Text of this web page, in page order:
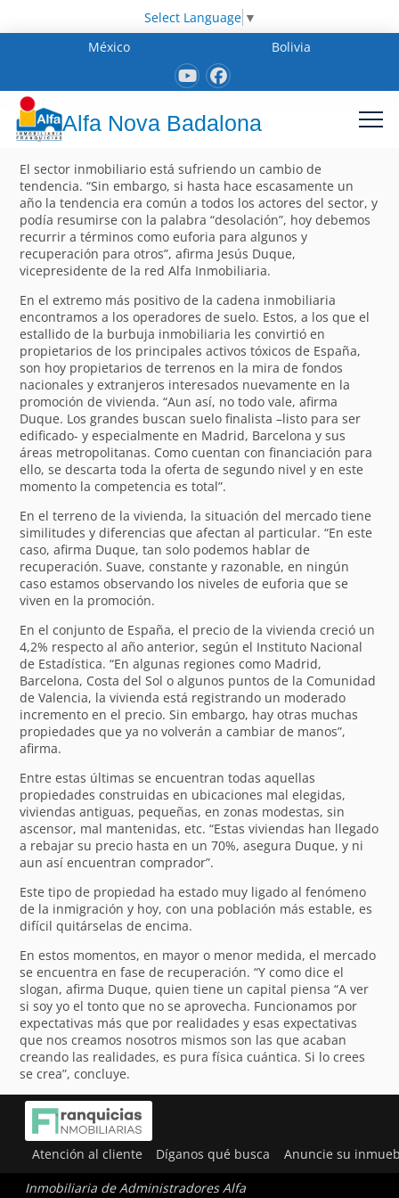
Select Language ▼
México
Bolivia
Alfa Nova Badalona
El sector inmobiliario está sufriendo un cambio de
tendencia. “Sin embargo, si hasta hace escasamente un
año la tendencia era común a todos los actores del sector, y
podía resumirse con la palabra “desolación”, hoy debemos
recurrir a términos como euforia para algunos y
recuperación para otros”, afirma Jesús Duque,
vicepresidente de la red Alfa Inmobiliaria.
En el extremo más positivo de la cadena inmobiliaria
encontramos a los operadores de suelo. Estos, a los que el
estallido de la burbuja inmobiliaria les convirtió en
propietarios de los principales activos tóxicos de España,
son hoy propietarios de terrenos en la mira de fondos
nacionales y extranjeros interesados nuevamente en la
promoción de vivienda. “Aun así, no todo vale, afirma
Duque. Los grandes buscan suelo finalista –listo para ser
edificado- y especialmente en Madrid, Barcelona y sus
áreas metropolitanas. Como cuentan con financiación para
ello, se descarta toda la oferta de segundo nivel y en este
momento la competencia es total”.
En el terreno de la vivienda, la situación del mercado tiene
similitudes y diferencias que afectan al particular. “En este
caso, afirma Duque, tan solo podemos hablar de
recuperación. Suave, constante y razonable, en ningún
caso estamos observando los niveles de euforia que se
viven en la promoción.
En el conjunto de España, el precio de la vivienda creció un
4,2% respecto al año anterior, según el Instituto Nacional
de Estadística. “En algunas regiones como Madrid,
Barcelona, Costa del Sol o algunos puntos de la Comunidad
de Valencia, la vivienda está registrando un moderado
incremento en el precio. Sin embargo, hay otras muchas
propiedades que ya no volverán a cambiar de manos”,
afirma.
Entre estas últimas se encuentran todas aquellas
propiedades construidas en ubicaciones mal elegidas,
viviendas antiguas, pequeñas, en zonas modestas, sin
ascensor, mal mantenidas, etc. “Estas viviendas han llegado
a rebajar su precio hasta en un 70%, asegura Duque, y ni
aun así encuentran comprador”.
Este tipo de propiedad ha estado muy ligado al fenómeno
de la inmigración y hoy, con una población más estable, es
difícil quitárselas de encima.
En estos momentos, en mayor o menor medida, el mercado
se encuentra en fase de recuperación. “Y como dice el
slogan, afirma Duque, quien tiene un capital piensa “A ver
si soy yo el tonto que no se aprovecha. Funcionamos por
expectativas más que por realidades y esas expectativas
que nos creamos nosotros mismos son las que acaban
creando las realidades, es pura física cuántica. Si lo crees
se crea”, concluye.
Atención al cliente Díganos qué busca Anuncie su
Inmobiliaria de Administradores Alfa